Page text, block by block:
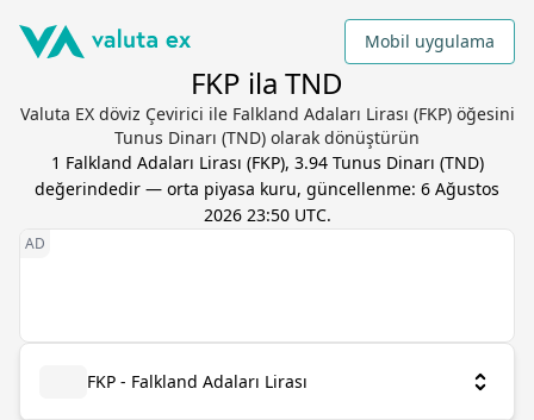
Mobil uygulama
FKP ila TND
Valuta EX döviz Çevirici ile Falkland Adaları Lirası (FKP) öğesini
Tunus Dinarı (TND) olarak dönüştürün
1 Falkland Adaları Lirası (FKP), 3.94 Tunus Dinarı (TND)
değerindedir — orta piyasa kuru, güncellenme: 6 Ağustos
2026 23:50 UTC.
FKP - Falkland Adaları Lirası